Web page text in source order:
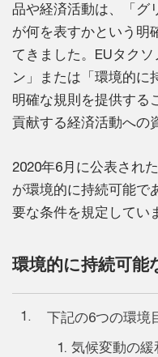
品や経済活動は、「グ
が何を表すかという明
てきました。EUタク
ン」または「環境的に
明確な規則を提供する
貢献する経済活動への
2020年6月に公表され
が環境的に持続可能で
要な条件を規定してい
環境的に持続可能
1.
下記の6つの環境
気候変動の緩